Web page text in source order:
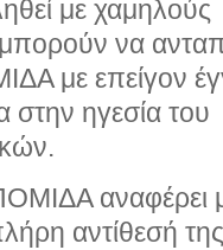
με χαμηλούς
να
με επείγον
στην ηγεσία του
αναφέρει
αντίθεσή